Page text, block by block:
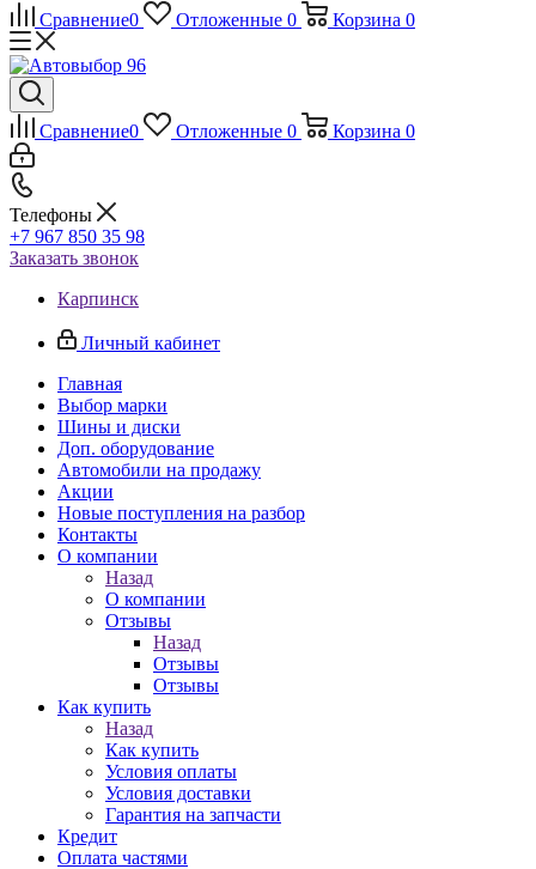
Сравнение0 Отложенные 0 Корзина 0
Сравнение0 Отложенные 0 Корзина 0
Телефоны
+7 967 850 35 98
Заказать звонок
Карпинск
Личный кабинет
Главная
Выбор марки
Шины и диски
Доп. оборудование
Автомобили на продажу
Акции
Новые поступления на разбор
Контакты
О компании
Назад
О компании
Отзывы
Назад
Отзывы
Отзывы
Как купить
Назад
Как купить
Условия оплаты
Условия доставки
Гарантия на запчасти
Кредит
Оплата частями